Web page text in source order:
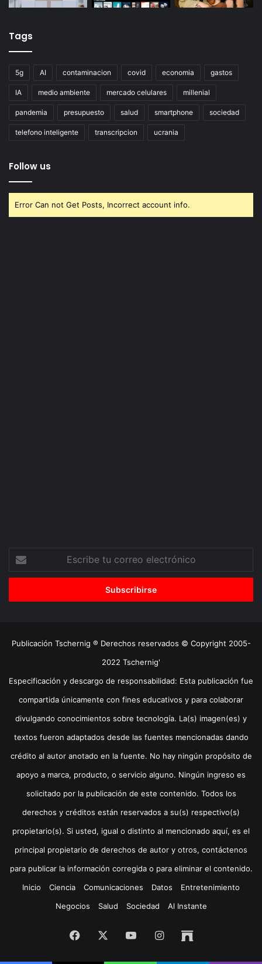
Tags
5g AI contaminacion covid economia gastos
IA medio ambiente mercado celulares millenial
pandemia presupuesto salud smartphone sociedad
telefono inteligente transcripcion ucrania
Follow us
Error Can not Get Posts, Incorrect account info.
correo
Publicación Tschernig ® Derechos reservados © Copyright 2005-
2022 Tschernig'
Especificación y descargo de responsabilidad: Esta publicación fue
compartida únicamente con fines educativos y para colaborar
divulgando conocimientos sobre tecnología. La(s) imagen(es) y
textos fueron adaptados desde las fuentes mencionadas dando
crédito al autor anotado en la fuente. No hay ningún propósito de
apoyo a marca, producto, o servicio alguno. Ningún ingreso es
solicitado por la publicación de este contenido. Todos los
derechos y créditos están reservados a su(s) respectivo(s)
propietario(s). Si usted, igual o distinto al mencionado aquí, es el
principal propietario de derechos de autor y otros, contáctenos
para publicar la información corregida o para eliminar el contenido.
Inicio
Ciencia Comunicaciones Datos
Entretenimiento
Negocios
Salud Sociedad Al Instante
Facebook YouTubeInstagramArchive